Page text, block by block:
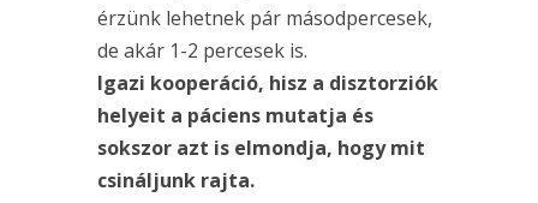
érzünk lehetnek pár másodpercesek,
de akár 1-2 percesek is.
Igazi kooperáció, hisz a disztorziók
helyeit a páciens mutatja és
sokszor azt is elmondja, hogy mit
csináljunk rajta.